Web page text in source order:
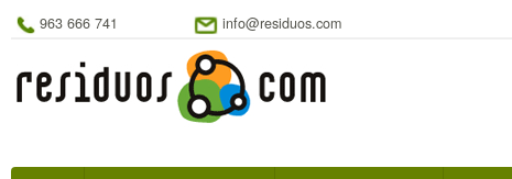
963 666 741 info@residuos.com